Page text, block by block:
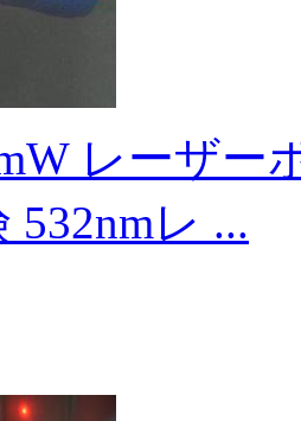
レーザー
532nmレ ...